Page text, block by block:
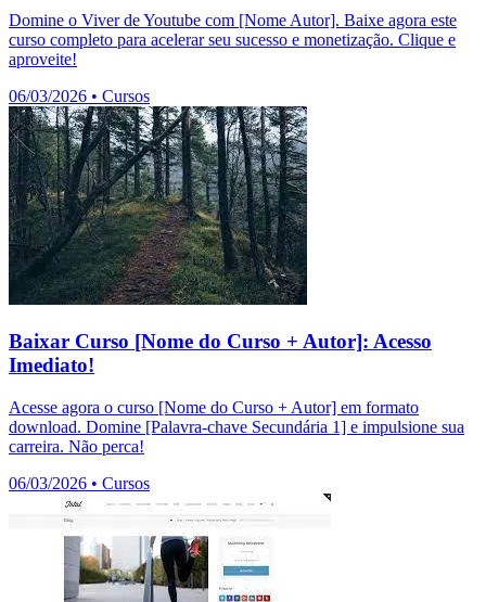
Domine o Viver de Youtube com [Nome Autor]. Baixe agora este
curso completo para acelerar seu sucesso e monetização. Clique e
aproveite!
06/03/2026 • Cursos
Baixar Curso [Nome do Curso + Autor]: Acesso
Imediato!
Acesse agora o curso [Nome do Curso + Autor] em formato
download. Domine [Palavra-chave Secundária 1] e impulsione sua
carreira. Não perca!
06/03/2026 • Cursos